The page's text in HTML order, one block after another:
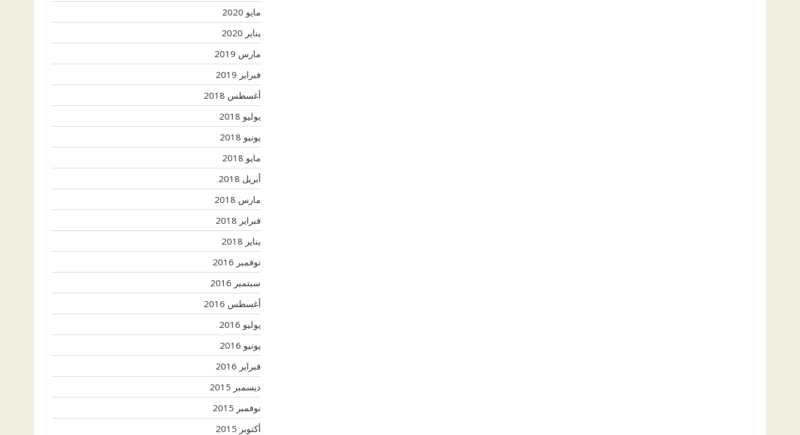
مايو 2020
يناير 2020
مارس 2019
فبراير 2019
أغسطس 2018
يوليو 2018
يونيو 2018
مايو 2018
أبريل 2018
مارس 2018
فبراير 2018
يناير 2018
نوفمبر 2016
سبتمبر 2016
أغسطس 2016
يوليو 2016
يونيو 2016
فبراير 2016
ديسمبر 2015
نوفمبر 2015
أكتوبر 2015